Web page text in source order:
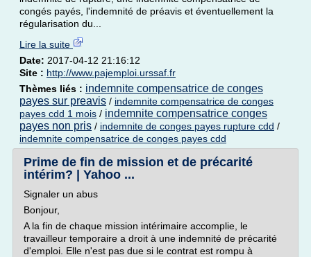
congés payés, l'indemnité de préavis et éventuellement la
régularisation du...
Lire la suite
Date: 2017-04-12 21:16:12
Site : http://www.pajemploi.urssaf.fr
Thèmes liés : indemnite compensatrice de conges
payes sur preavis / indemnite compensatrice de conges
payes cdd 1 mois / indemnite compensatrice conges
payes non pris / indemnite de conges payes rupture cdd /
indemnite compensatrice de conges payes cdd
Prime de fin de mission et de précarité
intérim? | Yahoo ...
Signaler un abus
Bonjour,
A la fin de chaque mission intérimaire accomplie, le
travailleur temporaire a droit à une indemnité de précarité
d'emploi. Elle n'est pas due si le contrat est rompu à